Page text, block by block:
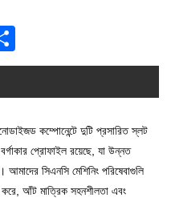
কম্পোনেন্টে দুটি প্রসারিত স্লট
বর্গাকার প্রোফাইল রয়েছে, যা উন্নত
সিএনসি মেশিনিং পরিষেবাগুলি
করে, আঁট মাত্রিক সহনশীলতা এবং